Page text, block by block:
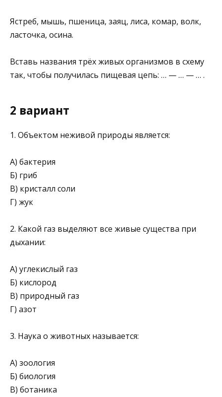
Ястреб, мышь, пшеница, заяц, лиса, комар, волк,
ласточка, осина.
Вставь названия трёх живых организмов в схему
так, чтобы получилась пищевая цепь: … — … — … .
2 вариант
1. Объектом неживой природы является:
А) бактерия
Б) гриб
В) кристалл соли
Г) жук
2. Какой газ выделяют все живые существа при
дыхании:
А) углекислый газ
Б) кислород
В) природный газ
Г) азот
3. Наука о животных называется:
А) зоология
Б) биология
В) ботаника